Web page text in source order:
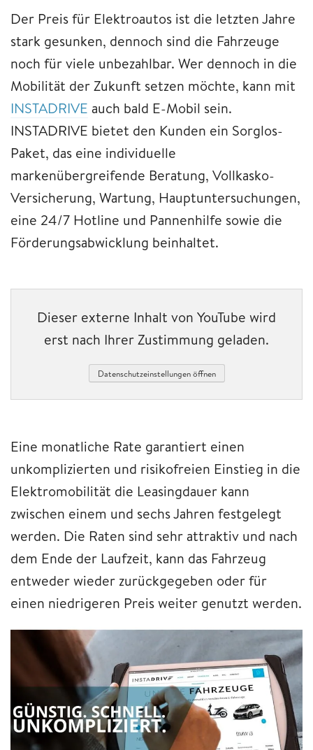
Der Preis für Elektroautos ist die letzten Jahre
stark gesunken, dennoch sind die Fahrzeuge
noch für viele unbezahlbar. Wer dennoch in die
Mobilität der Zukunft setzen möchte, kann mit
INSTADRIVE auch bald E-Mobil sein.
INSTADRIVE bietet den Kunden ein Sorglos-
Paket, das eine individuelle
markenübergreifende Beratung, Vollkasko-
Versicherung, Wartung, Hauptuntersuchungen,
eine 24/7 Hotline und Pannenhilfe sowie die
Förderungsabwicklung beinhaltet.
Dieser externe Inhalt von YouTube wird
erst nach Ihrer Zustimmung geladen.
Datenschutzeinstellungen öffnen
Eine monatliche Rate garantiert einen
unkomplizierten und risikofreien Einstieg in die
Elektromobilität die Leasingdauer kann
zwischen einem und sechs Jahren festgelegt
werden. Die Raten sind sehr attraktiv und nach
dem Ende der Laufzeit, kann das Fahrzeug
entweder wieder zurückgegeben oder für
einen niedrigeren Preis weiter genutzt werden.